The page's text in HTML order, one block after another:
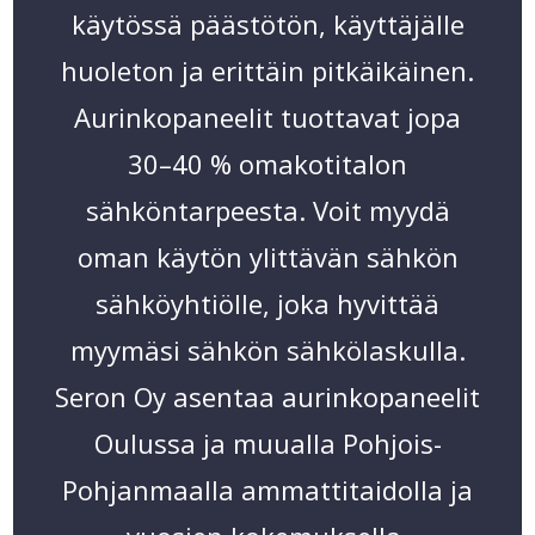
käytössä päästötön, käyttäjälle
huoleton ja erittäin pitkäikäinen.
Aurinkopaneelit tuottavat jopa
30–40 % omakotitalon
sähköntarpeesta. Voit myydä
oman käytön ylittävän sähkön
sähköyhtiölle, joka hyvittää
myymäsi sähkön sähkölaskulla.
Seron Oy asentaa aurinkopaneelit
Oulussa ja muualla Pohjois-
Pohjanmaalla ammattitaidolla ja